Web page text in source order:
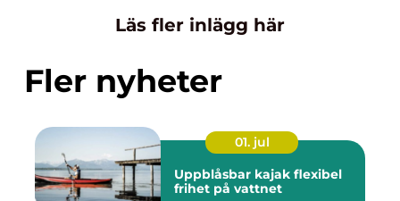
Läs fler inlägg här
Fler nyheter
01. jul
Uppblåsbar kajak flexibel
frihet på vattnet